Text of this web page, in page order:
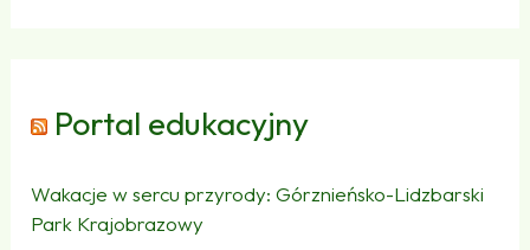
Portal edukacyjny
Wakacje w sercu przyrody: Górznieńsko-Lidzbarski
Park Krajobrazowy